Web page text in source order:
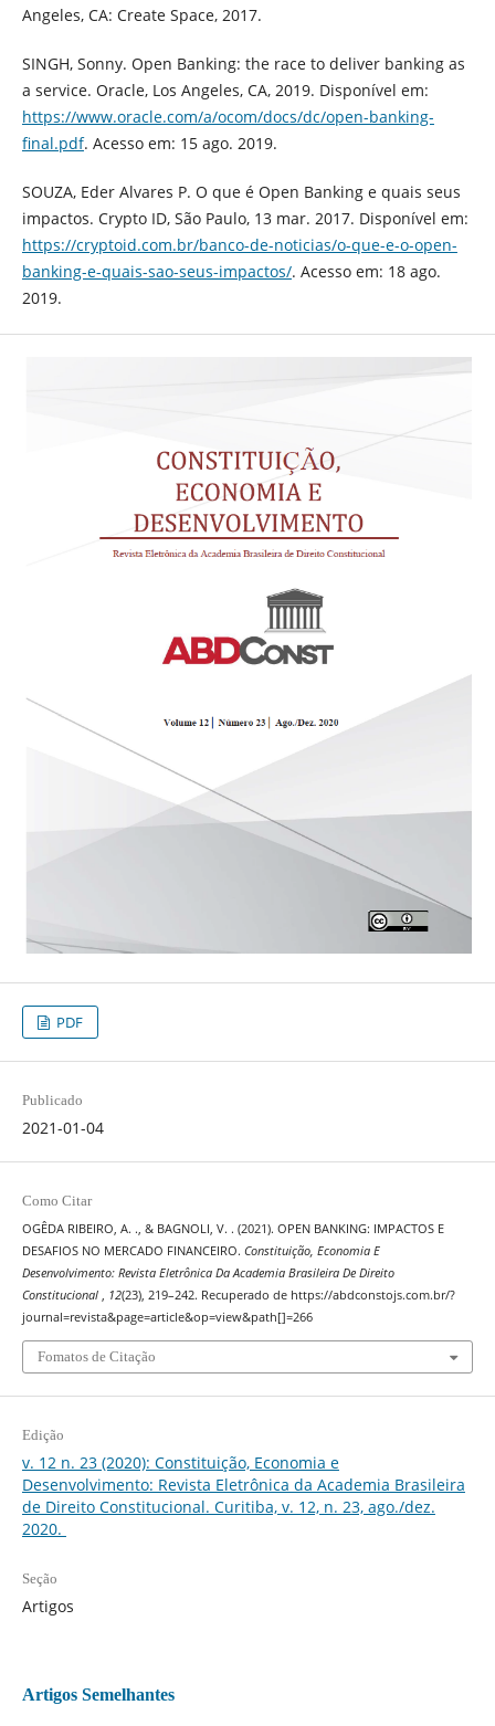
Angeles, CA: Create Space, 2017.
SINGH, Sonny. Open Banking: the race to deliver banking as
a service. Oracle, Los Angeles, CA, 2019. Disponível em:
https://www.oracle.com/a/ocom/docs/dc/open-banking-
final.pdf. Acesso em: 15 ago. 2019.
SOUZA, Eder Alvares P. O que é Open Banking e quais seus
impactos. Crypto ID, São Paulo, 13 mar. 2017. Disponível em:
https://cryptoid.com.br/banco-de-noticias/o-que-e-o-open-
banking-e-quais-sao-seus-impactos/. Acesso em: 18 ago.
2019.
PDF
Publicado
2021-01-04
Como Citar
OGÊDA RIBEIRO, A. ., & BAGNOLI, V. . (2021). OPEN BANKING: IMPACTOS E
DESAFIOS NO MERCADO FINANCEIRO. Constituição, Economia E
Desenvolvimento: Revista Eletrônica Da Academia Brasileira De Direito
Constitucional , 12(23), 219–242. Recuperado de https://abdconstojs.com.br/?
journal=revista&page=article&op=view&path[]=266
Fomatos de Citação
Edição
v. 12 n. 23 (2020): Constituição, Economia e
Desenvolvimento: Revista Eletrônica da Academia Brasileira
de Direito Constitucional. Curitiba, v. 12, n. 23, ago./dez.
2020.
Seção
Artigos
Artigos Semelhantes